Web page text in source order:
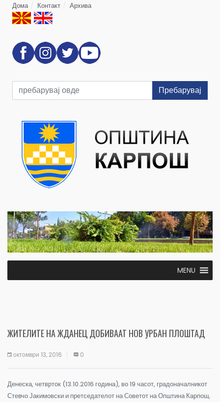
Дома Контакт Архива
Пребарувај
MENU
ЖИТЕЛИТЕ НА ЖДАНЕЦ ДОБИВААТ НОВ УРБАН ПЛОШТАД
октомври 13, 2016 0
Денеска, четврток (13.10.2016 година), во 19 часот, градоначалникот
Стевчо Јакимовски и претседателот на Советот на Општина Карпош,